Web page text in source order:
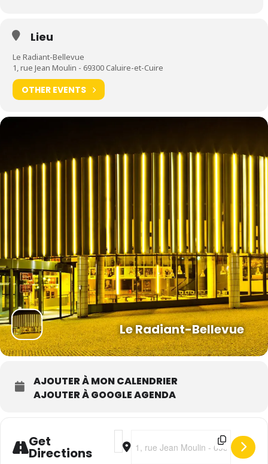
Lieu
Le Radiant-Bellevue
1, rue Jean Moulin - 69300 Caluire-et-Cuire
OTHER EVENTS
Le Radiant-Bellevue
AJOUTER À MON CALENDRIER
AJOUTER À GOOGLE AGENDA
Get
Directions
Address - Zazie · EssencielTour
Destination Address - Zazie ·